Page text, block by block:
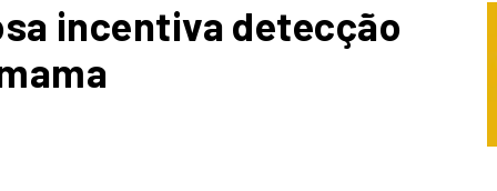
incentiva detecção